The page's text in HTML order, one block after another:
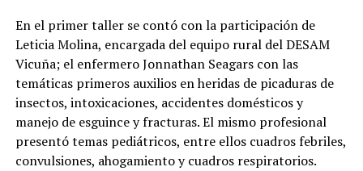
En el primer taller se contó con la participación de
Leticia Molina, encargada del equipo rural del DESAM
Vicuña; el enfermero Jonnathan Seagars con las
temáticas primeros auxilios en heridas de picaduras de
insectos, intoxicaciones, accidentes domésticos y
manejo de esguince y fracturas. El mismo profesional
presentó temas pediátricos, entre ellos cuadros febriles,
convulsiones, ahogamiento y cuadros respiratorios.